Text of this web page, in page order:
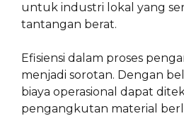
untuk industri lokal yang
tantangan berat.
Efisiensi dalam proses
menjadi sorotan. Dengan
biaya operasional dapat
pengangkutan material